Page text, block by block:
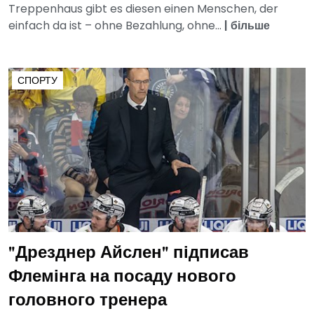
Treppenhaus gibt es diesen einen Menschen, der
einfach da ist – ohne Bezahlung, ohne... | більше
СПОРТУ
"Дрезднер Айслен" підписав
Флемінга на посаду нового
головного тренера